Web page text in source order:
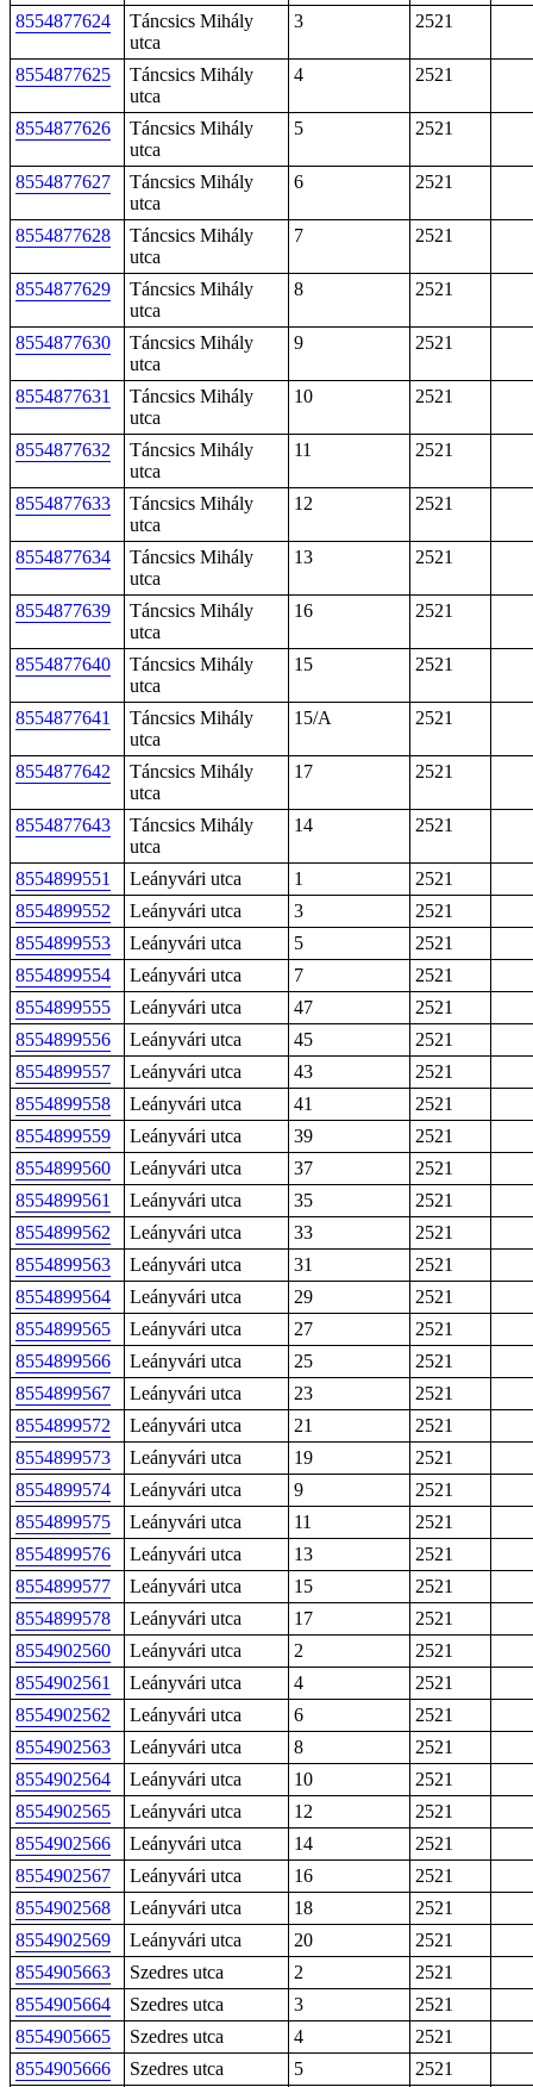
8554877624
Táncsics Mihály
utca
3 2521
8554877625
Táncsics Mihály
utca
4 2521
8554877626
Táncsics Mihály
utca
5 2521
8554877627
Táncsics Mihály
utca
6 2521
8554877628
Táncsics Mihály
utca
7 2521
8554877629
Táncsics Mihály
utca
8 2521
8554877630
Táncsics Mihály
utca
9 2521
8554877631
Táncsics Mihály
utca
10 2521
8554877632
Táncsics Mihály
utca
11 2521
8554877633
Táncsics Mihály
utca
12 2521
8554877634
Táncsics Mihály
utca
13 2521
8554877639
Táncsics Mihály
utca
16 2521
8554877640
Táncsics Mihály
utca
15 2521
8554877641
Táncsics Mihály
utca
15/A 2521
8554877642
Táncsics Mihály
utca
17 2521
8554877643
Táncsics Mihály
utca
14 2521
8554899551 Leányvári utca 1
2521
8554899552
Leányvári utca 3
2521
8554899553
Leányvári utca 5
2521
8554899554
Leányvári utca 7
2521
8554899555
Leányvári utca 47
2521
8554899556
Leányvári utca 45
2521
8554899557
Leányvári utca 43
2521
8554899558
Leányvári utca 41
2521
8554899559
Leányvári utca 39
2521
8554899560
Leányvári utca 37
2521
8554899561
Leányvári utca 35
2521
8554899562
Leányvári utca 33
2521
8554899563
Leányvári utca 31
2521
8554899564
Leányvári utca 29
2521
8554899565
Leányvári utca 27
2521
8554899566
Leányvári utca 25
2521
8554899567
Leányvári utca 23
2521
8554899572
Leányvári utca 21
2521
8554899573
Leányvári utca 19
2521
8554899574
Leányvári utca 9
2521
8554899575
Leányvári utca 11
2521
8554899576
Leányvári utca 13
2521
8554899577
Leányvári utca 15
2521
8554899578
Leányvári utca 17
2521
8554902560
Leányvári utca 2
2521
8554902561
Leányvári utca 4
2521
8554902562
Leányvári utca 6
2521
8554902563
Leányvári utca 8
2521
8554902564
Leányvári utca 10
2521
8554902565
Leányvári utca 12
2521
8554902566
Leányvári utca 14
2521
8554902567
Leányvári utca 16
2521
8554902568
Leányvári utca 18
2521
8554902569
Leányvári utca 20
2521
8554905663
Szedres utca 2
2521
8554905664
Szedres utca 3
2521
8554905665
Szedres utca 4
2521
8554905666
Szedres utca 5
2521